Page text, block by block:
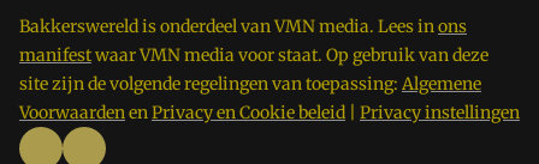
Bakkerswereld is onderdeel van VMN media. Lees inons
manifestwaar VMN media voor staat. Op gebruik van deze
site zijn de volgende regelingen van toepassing: Algemene
VoorwaardenenPrivacy en Cookie beleid Privacy instellingen